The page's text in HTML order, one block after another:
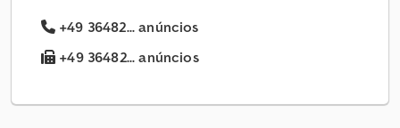
+49 36482... anúncios
+49 36482... anúncios